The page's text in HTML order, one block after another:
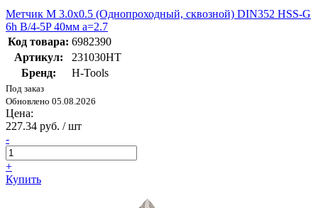
Метчик М 3.0х0.5 (Однопроходный, сквозной) DIN352 HSS-G
6h B/4-5P 40мм a=2.7
Код товара: 6982390
Артикул:
231030HT
Бренд:
H-Tools
Под заказ
Обновлено 05.08.2026
Цена:
227.34 руб. / шт
-
+
Купить